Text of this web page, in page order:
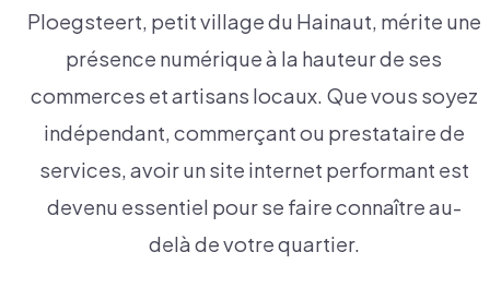
Ploegsteert, petit village du Hainaut, mérite une
présence numérique à la hauteur de ses
commerces et artisans locaux. Que vous soyez
indépendant, commerçant ou prestataire de
services, avoir un site internet performant est
devenu essentiel pour se faire connaître au-
delà de votre quartier.